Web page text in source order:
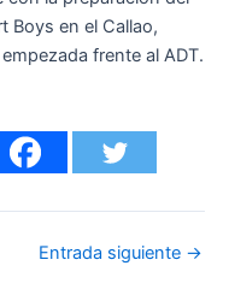
Boys en el Callao,
frente al ADT.
Entrada siguiente →